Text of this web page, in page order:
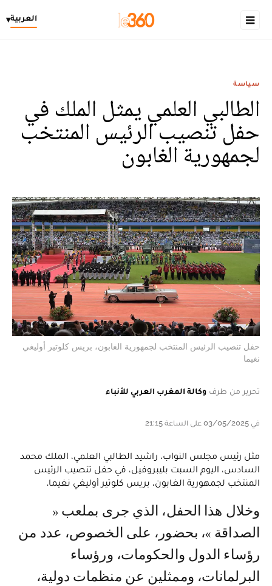
العربية▾
سياسة
الطالبي العلمي يمثل الملك في
حفل تنصيب الرئيس المنتخب
لجمهورية الغابون
حفل تنصيب الرئيس المنتخب لجمهورية الغابون، بريس كلوتير أوليغي
نغيما
تحرير من طرف وكالة المغرب العربي للأنباء
في 03/05/2025 على الساعة 21:15
مثل رئيس مجلس النواب، راشيد الطالبي العلمي، الملك محمد
السادس، اليوم السبت بليبروفيل، في حفل تنصيب الرئيس
المنتخب لجمهورية الغابون، بريس كلوتير أوليغي نغيما.
وخلال هذا الحفل، الذي جرى بملعب «
الصداقة »، بحضور، على الخصوص، عدد من
رؤساء الدول والحكومات، ورؤساء
البرلمانات، وممثلين عن منظمات دولية،